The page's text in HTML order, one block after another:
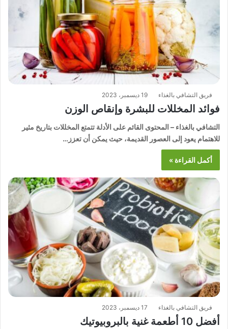
فريق التشافي بالغذاء 19 ديسمبر، 2023
فوائد المخللات للبشرة وإنقاص الوزن
التشافي بالغذاء – المحتوى القائم على الأدلة تتمتع المخللات بتاريخ مثير
للاهتمام يعود إلى العصور القديمة، حيث يمكن أن تعزز…
أكمل القراءة »
فريق التشافي بالغذاء 17 ديسمبر، 2023
أفضل 10 أطعمة غنية بالبروبيوتيك